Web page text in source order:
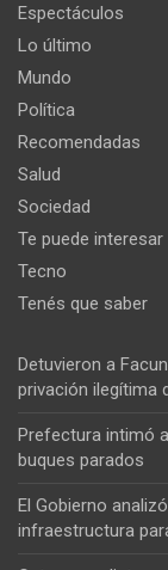
Espectáculos
Lo último
Mundo
Política
Recomendadas
Salud
Sociedad
Te puede interesar
Tecno
Tenés que saber
Detuvieron a
privación ilegítima
Prefectura intimó
buques parados
El Gobierno
infraestructura